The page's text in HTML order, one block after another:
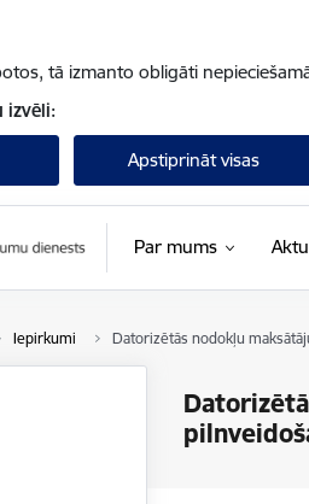
tā izmanto obligāti
izvēli:
Apstiprināt visas
Par mums
Iepirkumi Datorizētās nodokļu